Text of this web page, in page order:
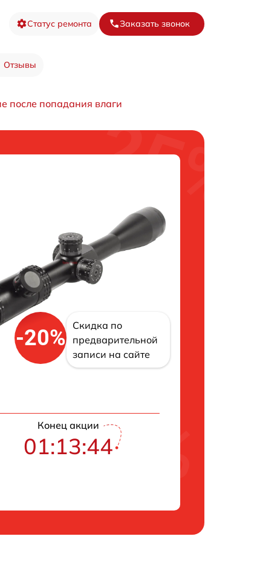
Статус ремонта Заказать звонок
Отзывы
после попадания влаги
-20%
Скидка по
предварительной
записи на сайте
Конец акции
01:13:43